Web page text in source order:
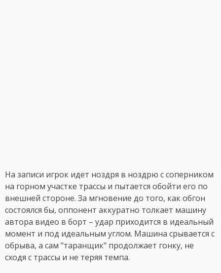
На записи игрок идет ноздря в ноздрю с соперником
на горном участке трассы и пытается обойти его по
внешней стороне. За мгновение до того, как обгон
состоялся бы, оппонент аккуратно толкает машину
автора видео в борт – удар приходится в идеальный
момент и под идеальным углом. Машина срывается с
обрыва, а сам "таранщик" продолжает гонку, не
сходя с трассы и не теряя темпа.